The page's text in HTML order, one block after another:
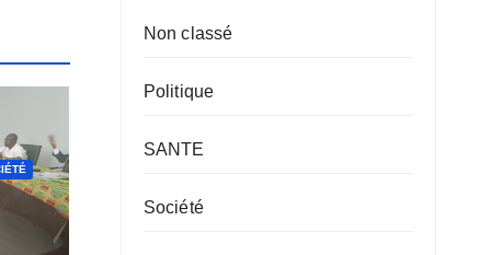
Non classé
Politique
SANTE
Société